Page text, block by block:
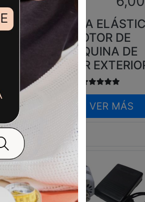
CORREA
MOTOR DE
MAQUINA DE
COSER
VER MÁS